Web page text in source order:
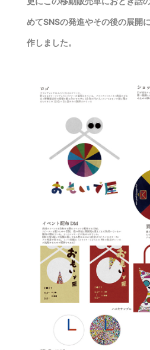
めてSNSの発進やその後の展開
作しました。